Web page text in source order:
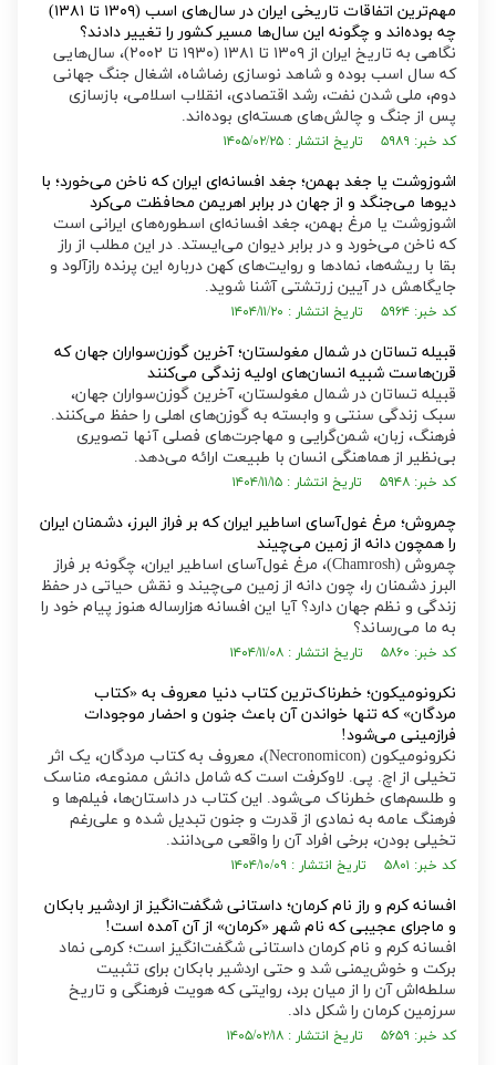
مهم‌ترین اتفاقات تاریخی ایران در سال‌های اسب (۱۳۰۹ تا ۱۳۸۱)
چه بوده‌اند و چگونه این سال‌ها مسیر کشور را تغییر دادند؟
نگاهی به تاریخ ایران از ۱۳۰۹ تا ۱۳۸۱ (۱۹۳۰ تا ۲۰۰۲)، سال‌هایی
که سال اسب بوده و شاهد نوسازی رضاشاه، اشغال جنگ جهانی
دوم، ملی شدن نفت، رشد اقتصادی، انقلاب اسلامی، بازسازی
پس از جنگ و چالش‌های هسته‌ای بوده‌اند.
کد خبر: ۵۹۸۹ تاریخ انتشار : ۱۴۰۵/۰۲/۲۵
اشوزوشت یا جغد بهمن؛ جغد افسانه‌ای ایران که ناخن می‌خورد؛ با
دیوها می‌جنگد و از جهان در برابر اهریمن محافظت می‌کرد
اشوزوشت یا مرغ بهمن، جغد افسانه‌ای اسطوره‌های ایرانی است
که ناخن می‌خورد و در برابر دیوان می‌ایستد. در این مطلب از راز
بقا با ریشه‌ها، نمادها و روایت‌های کهن درباره این پرنده رازآلود و
جایگاهش در آیین زرتشتی آشنا شوید.
کد خبر: ۵۹۶۴ تاریخ انتشار : ۱۴۰۴/۱۱/۲۰
قبیله تساتان در شمال مغولستان؛ آخرین گوزن‌سواران جهان که
قرن‌هاست شبیه انسان‌های اولیه زندگی می‌کنند
قبیله تساتان در شمال مغولستان، آخرین گوزن‌سواران جهان،
سبک زندگی سنتی و وابسته به گوزن‌های اهلی را حفظ می‌کنند.
فرهنگ، زبان، شمن‌گرایی و مهاجرت‌های فصلی آنها تصویری
بی‌نظیر از هماهنگی انسان با طبیعت ارائه می‌دهد.
کد خبر: ۵۹۴۸ تاریخ انتشار : ۱۴۰۴/۱۱/۱۵
چمروش؛ مرغ غول‌آسای اساطیر ایران که بر فراز البرز، دشمنان ایران
را همچون دانه از زمین می‌چیند
چمروش (Chamrosh)، مرغ غول‌آسای اساطیر ایران، چگونه بر فراز
البرز دشمنان را، چون دانه از زمین می‌چیند و نقش حیاتی در حفظ
زندگی و نظم جهان دارد؟ آیا این افسانه هزارساله هنوز پیام خود را
به ما می‌رساند؟
کد خبر: ۵۸۶۰ تاریخ انتشار : ۱۴۰۴/۱۱/۰۸
نکرونومیکون؛ خطرناک‌ترین کتاب دنیا معروف به «کتاب
مردگان» که تنها خواندن آن باعث جنون و احضار موجودات
فرازمینی می‌شود!
نکرونومیکون (Necronomicon)، معروف به کتاب مردگان، یک اثر
تخیلی از اچ. پی. لاوکرفت است که شامل دانش ممنوعه، مناسک
و طلسم‌های خطرناک می‌شود. این کتاب در داستان‌ها، فیلم‌ها و
فرهنگ عامه به نمادی از قدرت و جنون تبدیل شده و علی‌رغم
تخیلی بودن، برخی افراد آن را واقعی می‌دانند.
کد خبر: ۵۸۰۱ تاریخ انتشار : ۱۴۰۴/۱۰/۰۹
افسانه کرم و راز نام کرمان؛ داستانی شگفت‌انگیز از اردشیر بابکان
و ماجرای عجیبی که نام شهر «کرمان» از آن آمده است!
افسانه کرم و نام کرمان داستانی شگفت‌انگیز است؛ کرمی نماد
برکت و خوش‌یمنی شد و حتی اردشیر بابکان برای تثبیت
سلطه‌اش آن را از میان برد، روایتی که هویت فرهنگی و تاریخ
سرزمین کرمان را شکل داد.
کد خبر: ۵۶۵۹ تاریخ انتشار : ۱۴۰۵/۰۲/۱۸